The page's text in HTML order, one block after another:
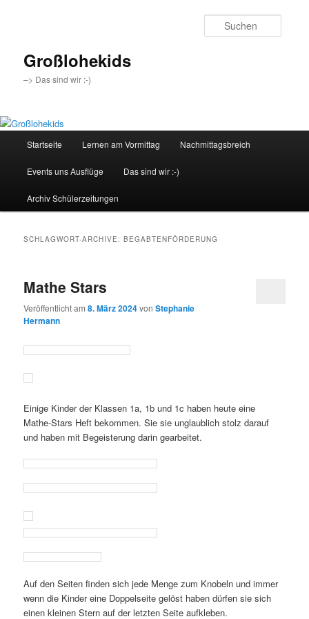
Großlohekids
–> Das sind wir :-)
Startseite Lernen am Vormittag Nachmittagsbreich
Events uns Ausflüge Das sind wir :-)
Archiv Schülerzeitungen
SCHLAGWORT-ARCHIVE:BEGABTENFÖRDERUNG
Mathe Stars
Veröffentlicht am8. März 2024vonStephanie
Hermann
Einige Kinder der Klassen 1a, 1b und 1c haben heute eine
Mathe-Stars Heft bekommen. Sie sie unglaublich stolz darauf
und haben mit Begeisterung darin gearbeitet.
Auf den Seiten finden sich jede Menge zum Knobeln und immer
wenn die Kinder eine Doppelseite gelöst haben dürfen sie sich
einen kleinen Stern auf der letzten Seite aufkleben.